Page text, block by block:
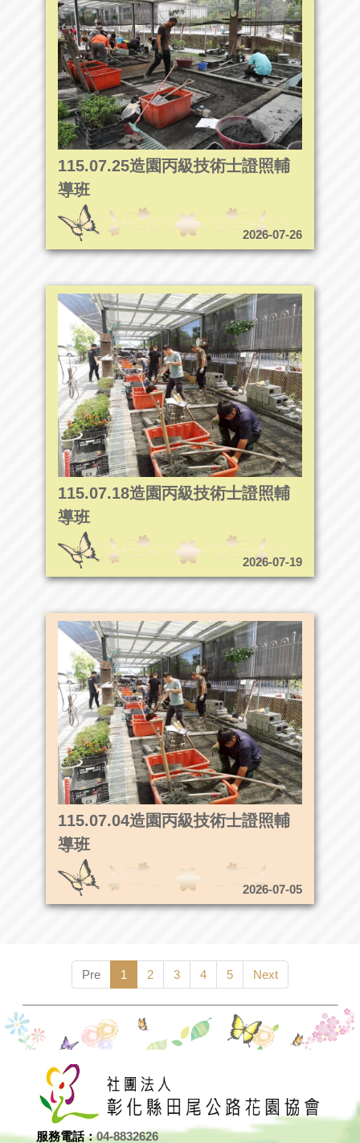
115.07.25造園丙級技術士證照輔
導班
2026-07-26
115.07.18造園丙級技術士證照輔
導班
2026-07-19
115.07.04造園丙級技術士證照輔
導班
2026-07-05
Pre 1 2 3 4 5 Next
服務電話：04-8832626